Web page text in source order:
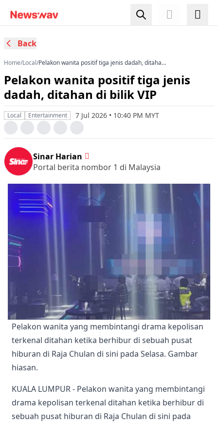
Back
Home/Local/Pelakon wanita positif tiga jenis dadah, ditahan
Pelakon wanita positif tiga jenis
dadah, ditahan di bilik VIP
Local Entertainment 7 Jul 2026 • 10:40 PM MYT
Sinar Harian
Portal berita nombor 1 di Malaysia
Pelakon wanita yang membintangi drama kepolisan
terkenal ditahan ketika berhibur di sebuah pusat
hiburan di Raja Chulan di sini pada Selasa. Gambar
hiasan.
KUALA LUMPUR - Pelakon wanita yang membintangi
drama kepolisan terkenal ditahan ketika berhibur di
sebuah pusat hiburan di Raja Chulan di sini pada